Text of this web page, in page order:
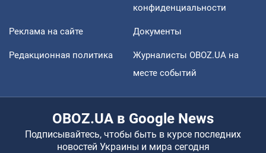
конфиденциальности
Реклама на сайте Документы
Редакционная политика
Журналисты OBOZ.UA на
месте событий
OBOZ.UA в Google News
Подписывайтесь, чтобы быть в курсе последних
новостей Украины и мира сегодня